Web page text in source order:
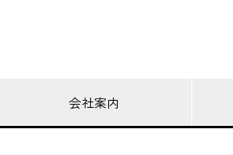
会社案内